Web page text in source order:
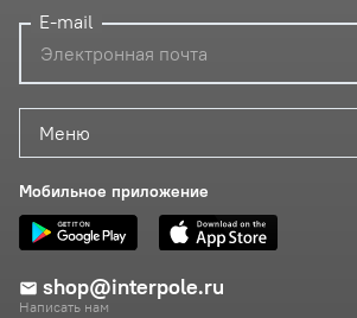
Меню
Мобильное приложение
shop@interpole.ru
Написать нам
E-mail